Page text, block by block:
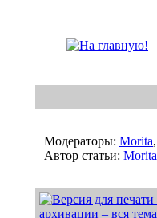
Модераторы: Morita,
Автор статьи: Morita